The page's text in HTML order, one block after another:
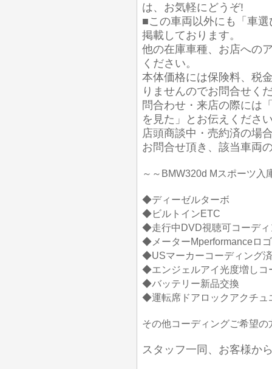
は、お気軽にどうぞ!
■この車両以外にも「車
掲載しております。
他の在庫車種、お店への
ください。
本体価格には保険料、税
りませんのでお問合せく
問合わせ・来店の際には
を見た」とお伝えくださ
店頭商談中・売約済の場
お問合せ頂き、該当車両
～～BMW320d Mスポーツ入
◆ディーゼルターボ
◆ビルトインETC
◆走行中DVD視聴可コーディ
◆メーターMperformanceロ
◆USマーカーコーディング
◆エンジェルアイ光度増しコ
◆バッテリー新品交換
◆運転席ドアロックアクチュ
その他コーディングご希望
スタッフ一同、お客様か